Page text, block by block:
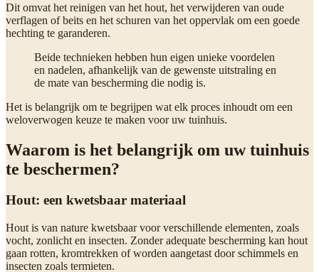
Dit omvat het reinigen van het hout, het verwijderen van oude
verflagen of beits en het schuren van het oppervlak om een goede
hechting te garanderen.
Beide technieken hebben hun eigen unieke voordelen
en nadelen, afhankelijk van de gewenste uitstraling en
de mate van bescherming die nodig is.
Het is belangrijk om te begrijpen wat elk proces inhoudt om een
weloverwogen keuze te maken voor uw tuinhuis.
Waarom is het belangrijk om uw tuinhuis
te beschermen?
Hout: een kwetsbaar materiaal
Hout is van nature kwetsbaar voor verschillende elementen, zoals
vocht, zonlicht en insecten. Zonder adequate bescherming kan hout
gaan rotten, kromtrekken of worden aangetast door schimmels en
insecten zoals termieten.